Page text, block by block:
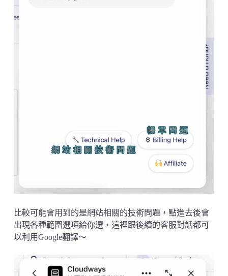
比較可能會用到的是網站相關的技術問題，點進去後會
出現各種範圍選項給你選，這裡跟後續的客服對話都可
以利用Google翻譯～